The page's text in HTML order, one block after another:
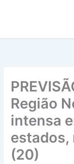
conteúdo
Região
intensa
(20)